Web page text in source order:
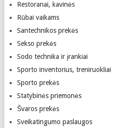
Restoranai, kavinės
Rūbai vaikams
Santechnikos prekės
Sekso prekės
Sodo technika ir įrankiai
Sporto inventorius, treniruokliai
Sporto prekės
Statybinės priemonės
Švaros prekės
Sveikatingumo paslaugos